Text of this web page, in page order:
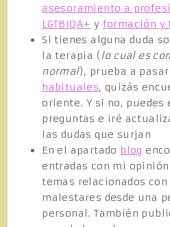
asesoramiento a
LGTBIQA+ y formación y
Si tienes alguna duda
la terapia ( lo cual es
normal), prueba a
habituales, quizás
oriente. Y si no,
preguntas e iré
las dudas que surjan
En el apartado blog
entradas con mi
temas relacionados
malestares desde una
personal. También